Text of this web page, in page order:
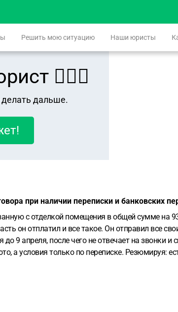
Решить мою ситуацию Наши юристы
👨🏻‍⚖️
дальше.
при наличии переписки и банковских
с отделкой помещения в общей сумме
он отплатил и все такое. Он отправил
9 апреля, после чего не отвечает на звонки
а условия только по переписке. Резюмируя:
работу. Есть переписка, где он частично